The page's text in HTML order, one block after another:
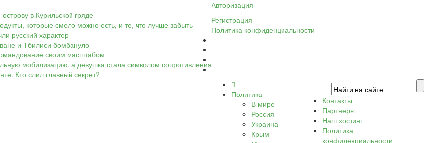
в Курильской гряде
которые смело можно есть, и те, что лучше забыть
русский характер
и Тбилиси бомбануло
своим масштабом
мобилизацию, а девушка стала символом сопротивления
Кто слил главный секрет?
Авторизация
Регистрация
Политика конфиденциальности
Политика
В мире
Россия
Украина
Крым
Контакты
Партнеры
Наш хостинг
Политика
конфиденциальности